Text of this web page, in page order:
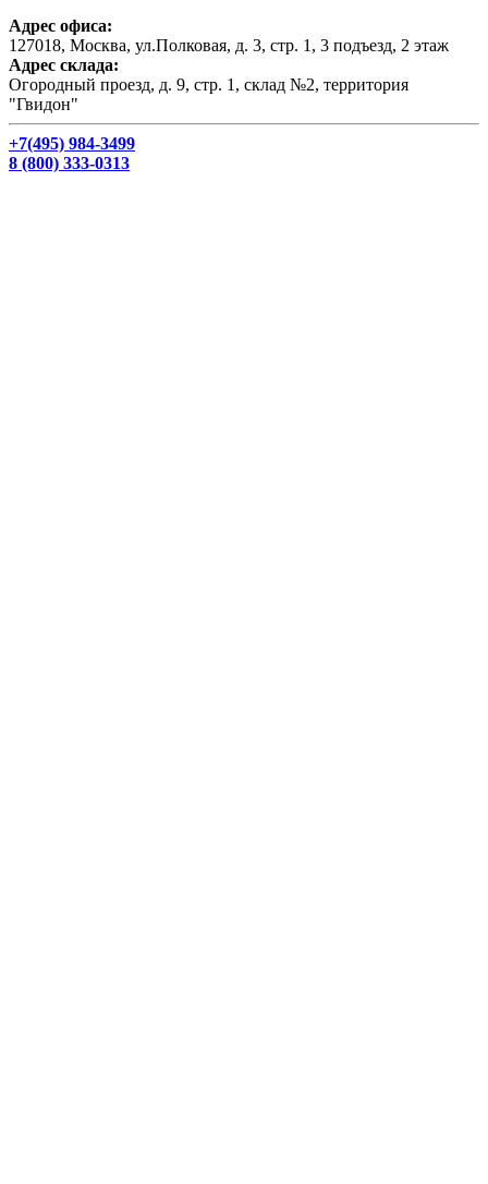
Адрес офиса:
127018, Москва, ул.Полковая, д. 3, стр. 1, 3 подъезд, 2 этаж
Адрес склада:
Огородный проезд, д. 9, стр. 1, склад №2, территория
"Гвидон"
+7(495) 984-3499
8 (800) 333-0313